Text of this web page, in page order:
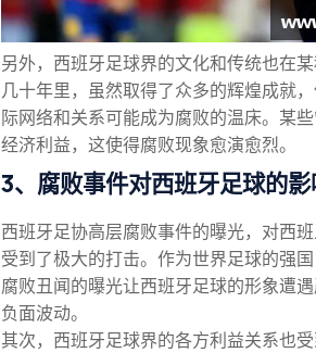
另外，西班牙足球界的文化和传统也在
几十年里，虽然取得了众多的辉煌成就
际网络和关系可能成为腐败的温床。某
经济利益，这使得腐败现象愈演愈烈。
3、腐败事件对西班牙足球的
西班牙足协高层腐败事件的曝光，对西
受到了极大的打击。作为世界足球的强
腐败丑闻的曝光让西班牙足球的形象遭
负面波动。
其次，西班牙足球界的各方利益关系也